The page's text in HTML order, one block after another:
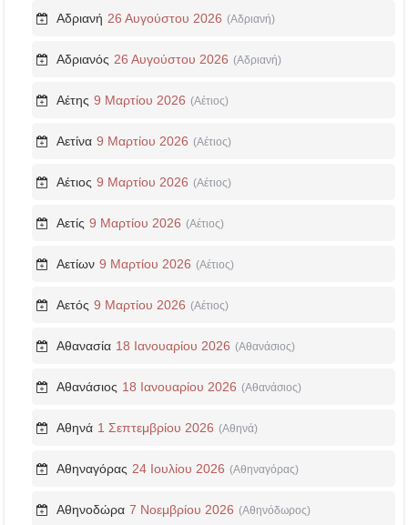
Αδριανή 26 Αυγούστου 2026 (Αδριανή)
Αδριανός 26 Αυγούστου 2026 (Αδριανή)
Αέτης 9 Μαρτίου 2026 (Αέτιος)
Αετίνα 9 Μαρτίου 2026 (Αέτιος)
Αέτιος 9 Μαρτίου 2026 (Αέτιος)
Αετίς 9 Μαρτίου 2026 (Αέτιος)
Αετίων 9 Μαρτίου 2026 (Αέτιος)
Αετός 9 Μαρτίου 2026 (Αέτιος)
Αθανασία 18 Ιανουαρίου 2026 (Αθανάσιος)
Αθανάσιος 18 Ιανουαρίου 2026 (Αθανάσιος)
Αθηνά 1 Σεπτεμβρίου 2026 (Αθηνά)
Αθηναγόρας 24 Ιουλίου 2026 (Αθηναγόρας)
Αθηνοδώρα 7 Νοεμβρίου 2026 (Αθηνόδωρος)